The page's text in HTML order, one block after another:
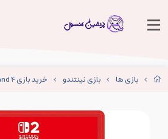
بازی ها بازی نینتندو خرید بازی Borderland 4 برای Nintendo Switch 2